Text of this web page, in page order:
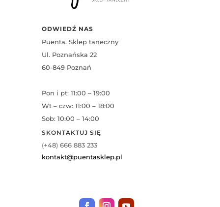
ODWIEDŹ NAS
Puenta. Sklep taneczny
Ul. Poznańska 22
60-849 Poznań
Pon i pt: 11:00 – 19:00
Wt – czw: 11:00 – 18:00
Sob: 10:00 – 14:00
SKONTAKTUJ SIĘ
(+48) 666 883 233
kontakt@puentasklep.pl